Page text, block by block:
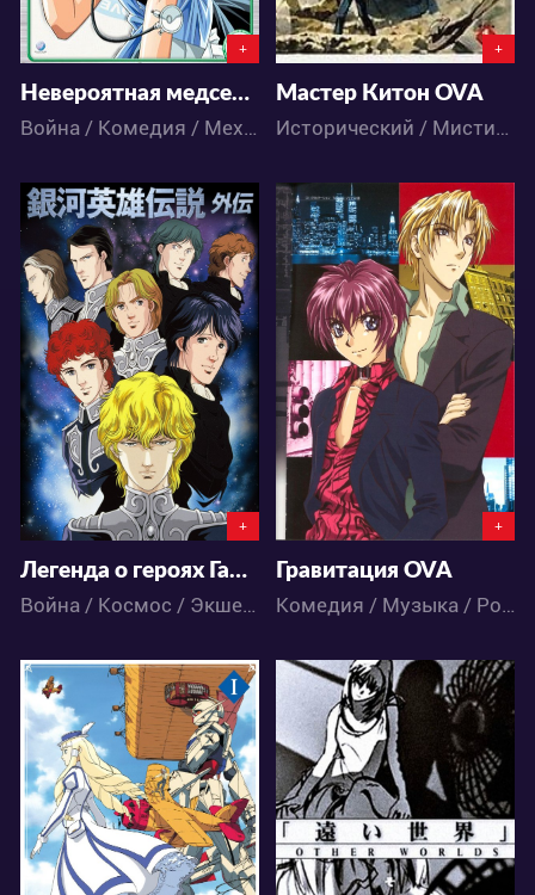
+
Невероятная медсестра Нанако
Война / Комедия / Меха / Фантастика / Аниме
+
Мастер Китон OVA
Исторический / Мистика / Драма / Повседневность / Приключения / Сёнэн / Аниме
6137
0 0
+
Легенда о героях Галактики OVA-3
Война / Космос / Экшен / Драма / Фантастика / Аниме
6191
1 10
+
Гравитация OVA
Комедия / Музыка / Романтика / Сёдзё / Аниме
35489
1 2
3853
0 1